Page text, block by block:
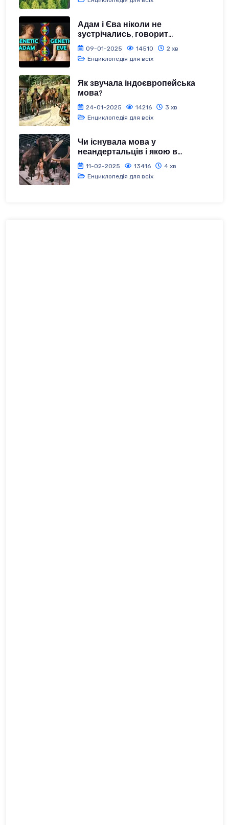
Адам і Єва ніколи не
зустрічались, говорит...
09-01-2025 14510
2 хв
Енциклопедія для всіх
Як звучала індоєвропейська
мова?
24-01-2025 14216
3 хв
Енциклопедія для всіх
Чи існувала мова у
неандертальців і якою в...
11-02-2025 13416
4 хв
Енциклопедія для всіх